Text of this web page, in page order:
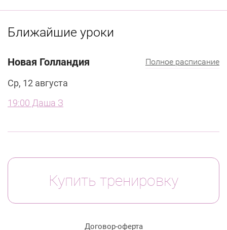
Ближайшие уроки
Новая Голландия Полное расписание
Ср, 12 августа
19:00 Даша З
Купить тренировку
Договор-оферта